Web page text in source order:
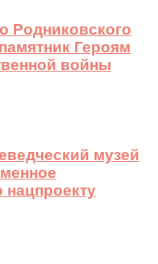
Родниковского
Героям
войны
музей